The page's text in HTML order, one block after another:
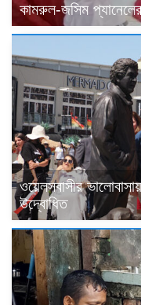
কামরুল-জসিম
ওয়েলসবাসীর
উদ্বোধিত